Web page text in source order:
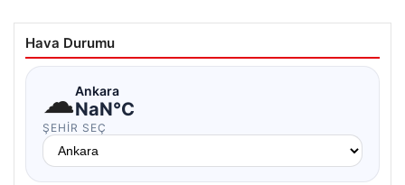
Hava Durumu
☁Ankara
NaN°C
ŞEHIR SEÇ